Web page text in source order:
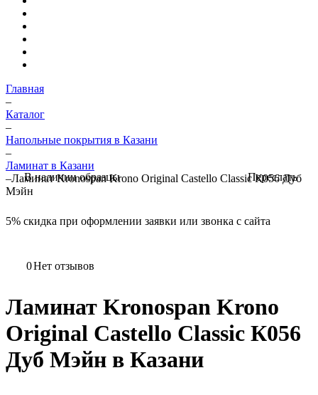
Главная
–
Каталог
–
Напольные покрытия в Казани
–
Ламинат в Казани
–Ламинат Kronospan Krono Original Castello Classic К056 Дуб
Мэйн
5% скидка при оформлении заявки или звонка с сайта
0Нет отзывов
Ламинат Kronospan Krono
Original Castello Classic К056
Дуб Мэйн в Казани
В наличии образцы Переслать